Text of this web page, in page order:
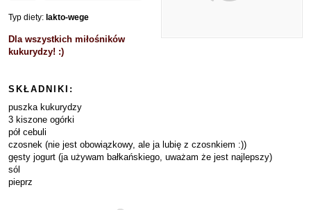
Typ diety: lakto-wege
Dla wszystkich miłośników
kukurydzy! :)
SKŁADNIKI:
puszka kukurydzy
3 kiszone ogórki
pół cebuli
czosnek (nie jest obowiązkowy, ale ja lubię z czosnkiem :))
gęsty jogurt (ja używam bałkańskiego, uważam że jest najlepszy)
sól
pieprz